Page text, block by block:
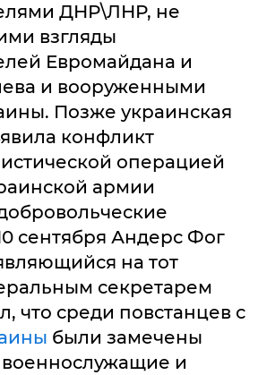
ДНР\ЛНР, не
взгляды
Евромайдана и
и вооруженными
Позже украинская
конфликт
операцией
армии
сентября Андерс Фог
на тот
секретарем
что среди повстанцев с
были замечены
и